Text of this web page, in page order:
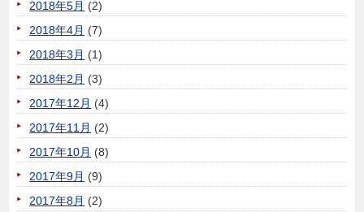
2018年5月 (2)
2018年4月 (7)
2018年3月 (1)
2018年2月 (3)
2017年12月 (4)
2017年11月 (2)
2017年10月 (8)
2017年9月 (9)
2017年8月 (2)